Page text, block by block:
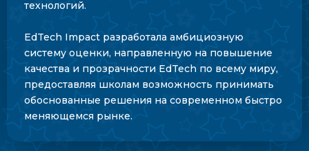
технологий.
EdTech Impact разработала амбициозную
систему оценки, направленную на повышение
качества и прозрачности EdTech по всему миру,
предоставляя школам возможность принимать
обоснованные решения на современном быстро
меняющемся рынке.